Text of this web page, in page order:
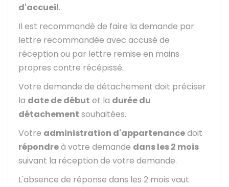
d'accueil.
Il est recommandé de faire la demande par
lettre recommandée avec accusé de
réception ou par lettre remise en mains
propres contre récépissé.
Votre demande de détachement doit préciser
la date de début et la durée du
détachement souhaitées.
Votre administration d'appartenancedoit
répondreà votre demande dans les 2 mois
suivant la réception de votre demande.
L'absence de réponse dans les 2 mois vaut